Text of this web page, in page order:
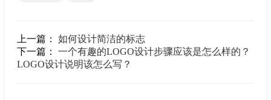
上一篇： 如何设计简洁的标志
下一篇： 一个有趣的LOGO设计步骤应该是怎么样的？
LOGO设计说明该怎么写？